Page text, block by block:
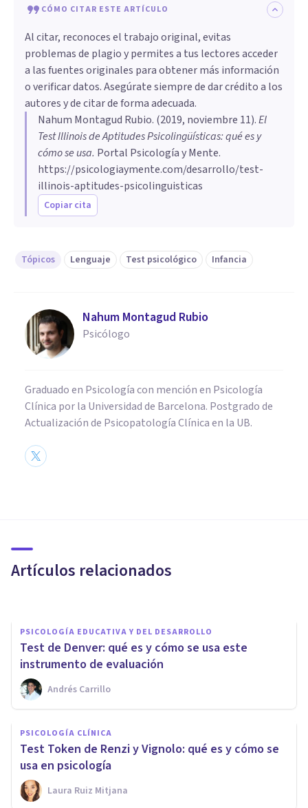
CÓMO CITAR ESTE ARTÍCULO
Al citar, reconoces el trabajo original, evitas
problemas de plagio y permites a tus lectores acceder
a las fuentes originales para obtener más información
o verificar datos. Asegúrate siempre de dar crédito a los
autores y de citar de forma adecuada.
Nahum Montagud Rubio. (2019, noviembre 11).El
Test Illinois de Aptitudes Psicolingüísticas: qué es y
cómo se usa. Portal Psicología y Mente.
https://psicologiaymente.com/desarrollo/test-
illinois-aptitudes-psicolinguisticas
Copiar cita
Tópicos Lenguaje Test psicológico Infancia
Nahum Montagud Rubio
Psicólogo
Graduado en Psicología con mención en Psicología
Clínica por la Universidad de Barcelona. Postgrado de
Actualización de Psicopatología Clínica en la UB.
Artículos relacionados
Niños de Kaufman
PSICOLOGÍA EDUCATIVA Y DEL DESARROLLO
Test de Denver: qué es y cómo se usa este
instrumento de evaluación
Andrés Carrillo
PSICOLOGÍA CLÍNICA
Test Token de Renzi y Vignolo: qué es y cómo se
usa en psicología
Laura Ruiz Mitjana
Psicología evolutiva: qué es, y
principales autores y teorías
Oscar Castillero Mimenza